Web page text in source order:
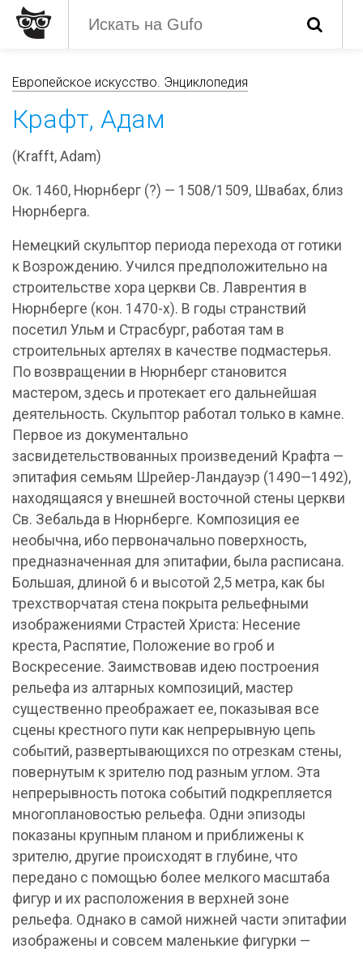
Европейское искусство. Энциклопедия
Крафт, Адам
(Krafft, Adam)
Ок. 1460, Нюрнберг (?) — 1508/1509, Швабах, близ
Нюрнберга.
Немецкий скульптор периода перехода от готики
к Возрождению. Учился предположительно на
строительстве хора церкви Св. Лаврентия в
Нюрнберге (кон. 1470-х). В годы странствий
посетил Ульм и Страсбург, работая там в
строительных артелях в качестве подмастерья.
По возвращении в Нюрнберг становится
мастером, здесь и протекает его дальнейшая
деятельность. Скульптор работал только в камне.
Первое из документально
засвидетельствованных произведений Крафта —
эпитафия семьям Шрейер-Ландауэр (1490—1492),
находящаяся у внешней восточной стены церкви
Св. Зебальда в Нюрнберге. Композиция ее
необычна, ибо первоначально поверхность,
предназначенная для эпитафии, была расписана.
Большая, длиной 6 и высотой 2,5 метра, как бы
трехстворчатая стена покрыта рельефными
изображениями Страстей Христа: Несение
креста, Распятие, Положение во гроб и
Воскресение. Заимствовав идею построения
рельефа из алтарных композиций, мастер
существенно преображает ее, показывая все
сцены крестного пути как непрерывную цепь
событий, развертывающихся по отрезкам стены,
повернутым к зрителю под разным углом. Эта
непрерывность потока событий подкрепляется
многоплановостью рельефа. Одни эпизоды
показаны крупным планом и приближены к
зрителю, другие происходят в глубине, что
передано с помощью более мелкого масштаба
фигур и их расположения в верхней зоне
рельефа. Однако в самой нижней части эпитафии
изображены и совсем маленькие фигурки —